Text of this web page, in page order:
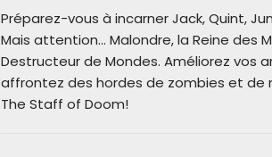
Préparez-vous à incarner Jack, Quint,
Mais attention... Malondre, la Reine des
Destructeur de Mondes. Améliorez vos
affrontez des hordes de zombies et de
The Staff of Doom!